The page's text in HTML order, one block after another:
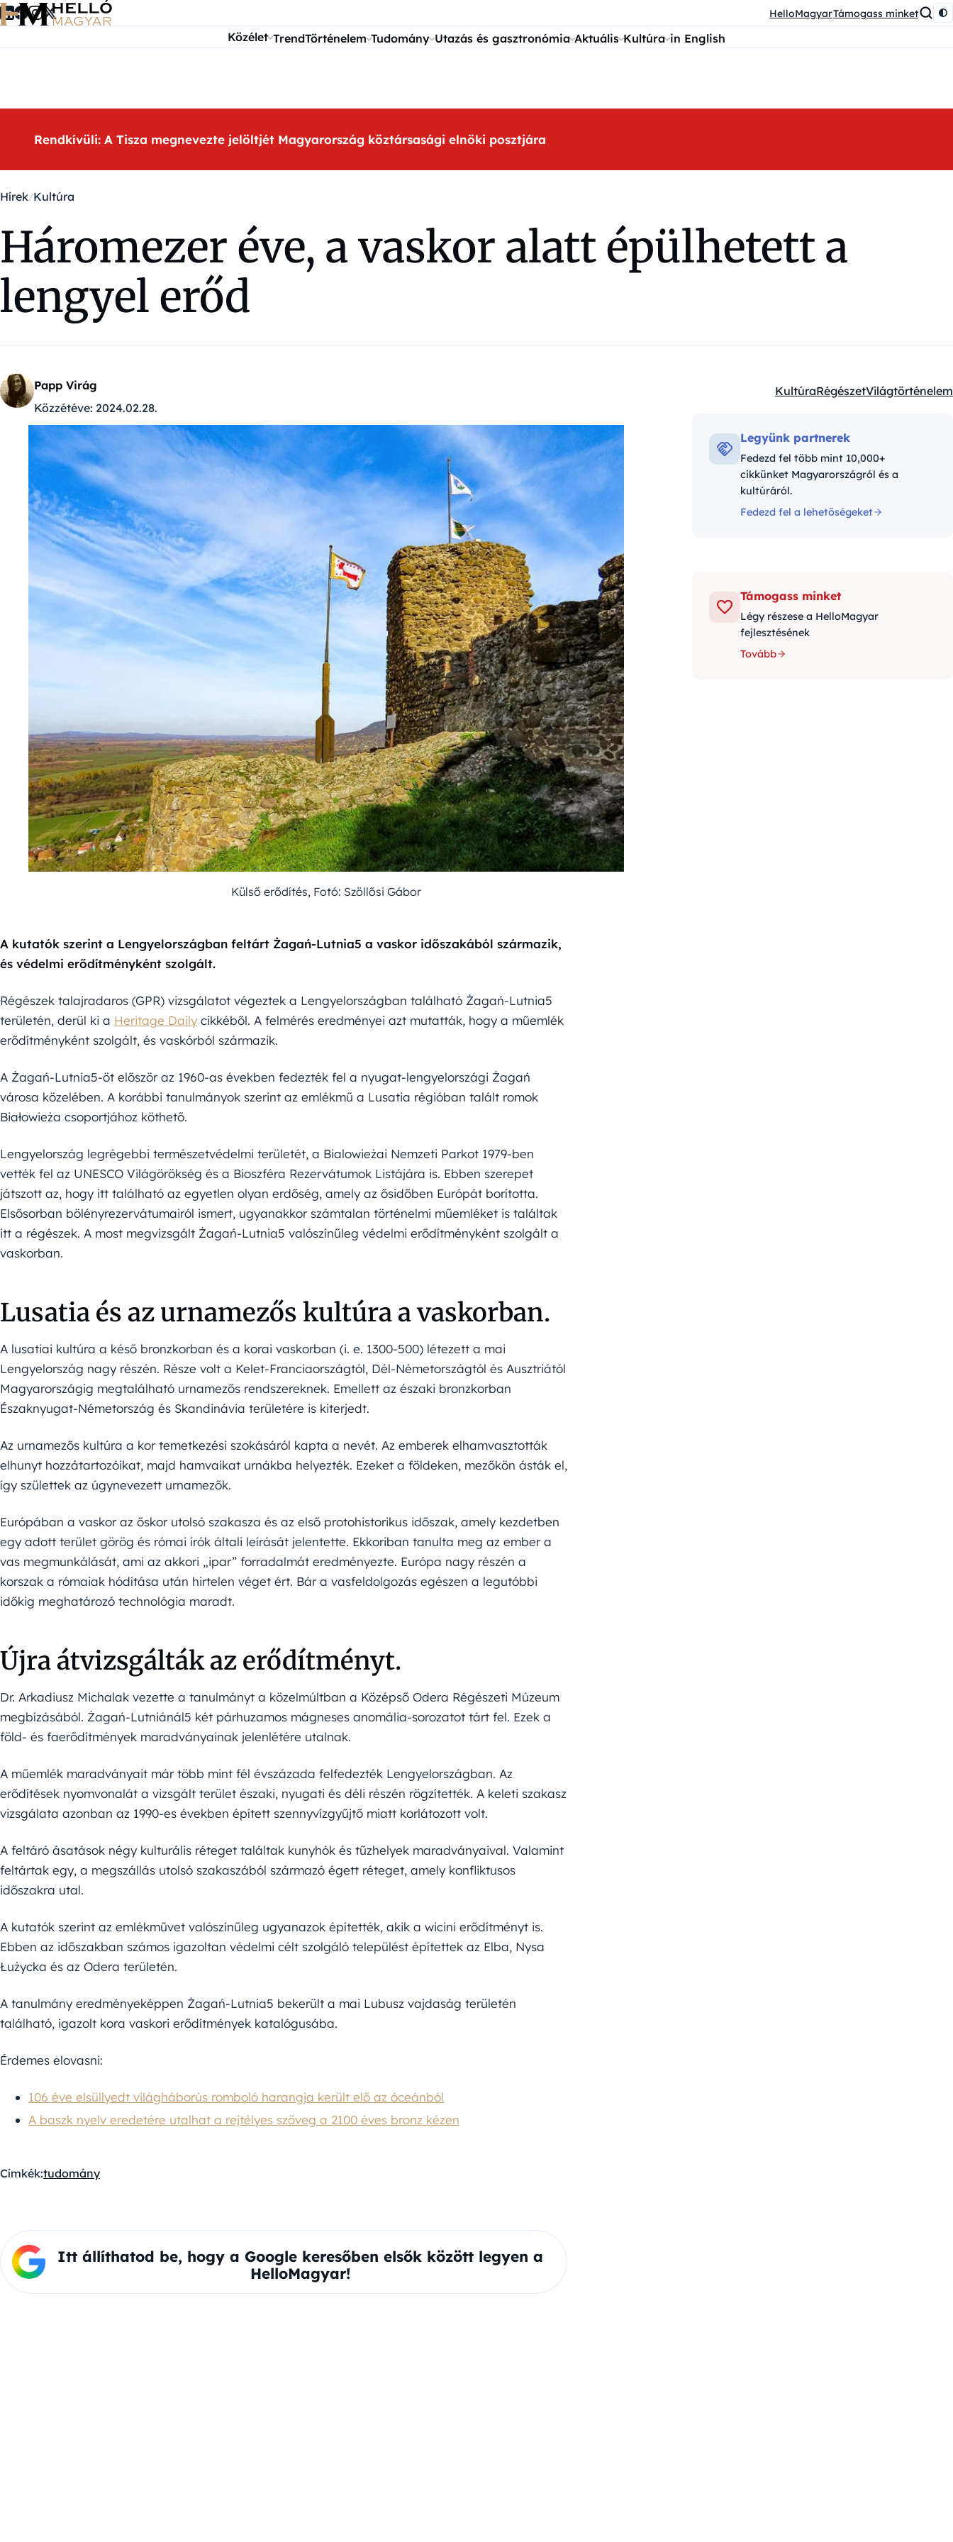
Ugrás a tartalomra HelloMagyarTámogass minket
Közélet TrendTörténelem Tudomány Utazás és gasztronómia Aktuális Kultúra in English
Rendkívüli: A Tisza megnevezte jelöltjét Magyarország köztársasági elnöki posztjára
Hírek Kultúra
Háromezer éve, a vaskor alatt épülhetett a
lengyel erőd
Papp Virág
Közzétéve: 2024.02.28.
Kategóriák:
KultúraRégészetVilágtörténelem
Külső erődítés, Fotó: Szöllősi Gábor
A kutatók szerint a Lengyelországban feltárt Żagań-Lutnia5 a vaskor időszakából származik,
és védelmi erődítményként szolgált.
Régészek talajradaros (GPR) vizsgálatot végeztek a Lengyelországban található Żagań-Lutnia5
területén, derül ki a Heritage Daily cikkéből. A felmérés eredményei azt mutatták, hogy a műemlék
erődítményként szolgált, és vaskórból származik.
A Żagań-Lutnia5-öt először az 1960-as években fedezték fel a nyugat-lengyelországi Żagań
városa közelében. A korábbi tanulmányok szerint az emlékmű a Lusatia régióban talált romok
Białowieża csoportjához köthető.
Lengyelország legrégebbi természetvédelmi területét, a Bialowieżai Nemzeti Parkot 1979-ben
vették fel az UNESCO Világörökség és a Bioszféra Rezervátumok Listájára is. Ebben szerepet
játszott az, hogy itt található az egyetlen olyan erdőség, amely az ősidőben Európát borította.
Elsősorban bölényrezervátumairól ismert, ugyanakkor számtalan történelmi műemléket is találtak
itt a régészek. A most megvizsgált Żagań-Lutnia5 valószínűleg védelmi erődítményként szolgált a
vaskorban.
Lusatia és az urnamezős kultúra a vaskorban.
A lusatiai kultúra a késő bronzkorban és a korai vaskorban (i. e. 1300-500) létezett a mai
Lengyelország nagy részén. Része volt a Kelet-Franciaországtól, Dél-Németországtól és Ausztriától
Magyarországig megtalálható urnamezős rendszereknek. Emellett az északi bronzkorban
Északnyugat-Németország és Skandinávia területére is kiterjedt.
Az urnamezős kultúra a kor temetkezési szokásáról kapta a nevét. Az emberek elhamvasztották
elhunyt hozzátartozóikat, majd hamvaikat urnákba helyezték. Ezeket a földeken, mezőkön ásták el,
így születtek az úgynevezett urnamezők.
Európában a vaskor az őskor utolsó szakasza és az első protohistorikus időszak, amely kezdetben
egy adott terület görög és római írók általi leírását jelentette. Ekkoriban tanulta meg az ember a
vas megmunkálását, ami az akkori „ipar” forradalmát eredményezte. Európa nagy részén a
korszak a rómaiak hódítása után hirtelen véget ért. Bár a vasfeldolgozás egészen a legutóbbi
időkig meghatározó technológia maradt.
Újra átvizsgálták az erődítményt.
Dr. Arkadiusz Michalak vezette a tanulmányt a közelmúltban a Középső Odera Régészeti Múzeum
megbízásából. Żagań-Lutniánál5 két párhuzamos mágneses anomália-sorozatot tárt fel. Ezek a
föld- és faerődítmények maradványainak jelenlétére utalnak.
A műemlék maradványait már több mint fél évszázada felfedezték Lengyelországban. Az
erődítések nyomvonalát a vizsgált terület északi, nyugati és déli részén rögzítették. A keleti szakasz
vizsgálata azonban az 1990-es években épített szennyvízgyűjtő miatt korlátozott volt.
A feltáró ásatások négy kulturális réteget találtak kunyhók és tűzhelyek maradványaival. Valamint
feltártak egy, a megszállás utolsó szakaszából származó égett réteget, amely konfliktusos
időszakra utal.
A kutatók szerint az emlékművet valószínűleg ugyanazok építették, akik a wicini erődítményt is.
Ebben az időszakban számos igazoltan védelmi célt szolgáló települést építettek az Elba, Nysa
Łużycka és az Odera területén.
A tanulmány eredményeképpen Żagań-Lutnia5 bekerült a mai Lubusz vajdaság területén
található, igazolt kora vaskori erődítmények katalógusába.
Érdemes elovasni:
106 éve elsüllyedt világháborús romboló harangja került elő az óceánból
A baszk nyelv eredetére utalhat a rejtélyes szöveg a 2100 éves bronz kézen
Címkék:tudomány
Itt állíthatod be, hogy a Google keresőben elsők között legyen a
HelloMagyar!
Legyünk partnerek
Fedezd fel több mint 10,000+
cikkünket Magyarországról és a
kultúráról.
Fedezd fel a lehetőségeket
Támogass minket
Légy részese a HelloMagyar
fejlesztésének
Tovább